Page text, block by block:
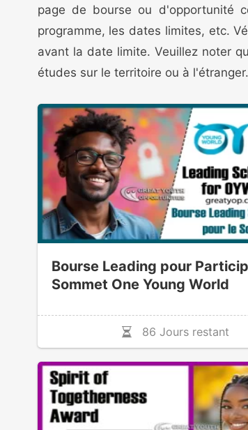
page de bourse ou d'opportunité
programme, les dates limites, etc.
avant la date limite. Veuillez noter
études sur le territoire ou à l'étranger.
Bourse Leading pour
Sommet One Young World
86 Jours restant